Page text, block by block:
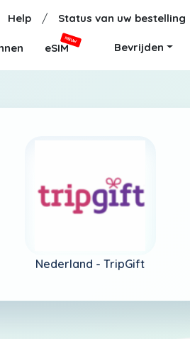
Help / Status van uw bestelling
eSIM
NIEUW
Bevrijden
Nederland - TripGift